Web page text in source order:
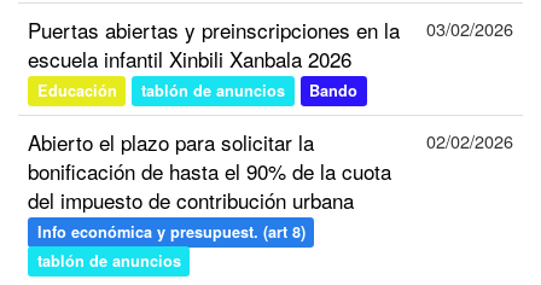
Puertas abiertas y preinscripciones en la
escuela infantil Xinbili Xanbala 2026
Educación tablón de anuncios Bando
03/02/2026
Abierto el plazo para solicitar la
bonificación de hasta el 90% de la cuota
del impuesto de contribución urbana
Info económica y presupuest. (art 8)
tablón de anuncios
02/02/2026